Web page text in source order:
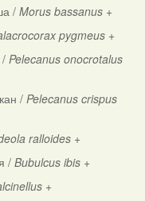
/ Morus bassanus+
pygmeus+
/ Pelecanus onocrotalus
/ Pelecanus crispus
ralloides+
/ Bubulcus ibis+
+